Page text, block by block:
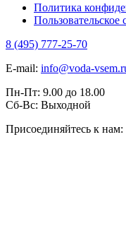
Политика
Пользовательское
8 (495) 777-25-70
E-mail: info@voda-
Пн-Пт: 9.00 до 18.00
Сб-Вс: Выходной
Присоединяйтесь к нам: